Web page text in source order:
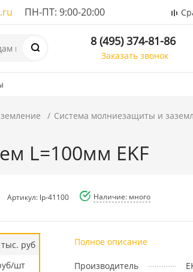
ПН-ПТ: 9:00-20:00
8 (495) 374-81-86
Заказать звонок
Система молниезащиты и
L=100мм EKF
Артикул: lp-41100 Наличие: много
руб
шт
Полное описание
Производитель